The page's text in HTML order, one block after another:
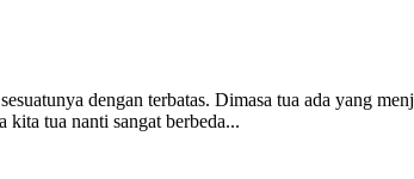
dengan terbatas. Dimasa tua ada yang
tua nanti sangat berbeda...